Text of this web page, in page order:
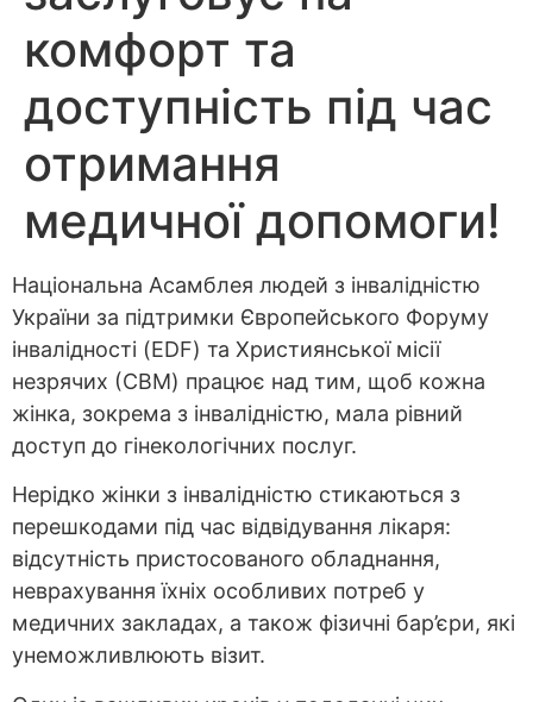
комфорт та
доступність під час
отримання
медичної допомоги!
Національна Асамблея людей з інвалідністю
України за підтримки Європейського Форуму
інвалідності (EDF) та Християнської місії
незрячих (СBM) працює над тим, щоб кожна
жінка, зокрема з інвалідністю, мала рівний
доступ до гінекологічних послуг.
Нерідко жінки з інвалідністю стикаються з
перешкодами під час відвідування лікаря:
відсутність пристосованого обладнання,
неврахування їхніх особливих потреб у
медичних закладах, а також фізичні бар’єри, які
унеможливлюють візит.